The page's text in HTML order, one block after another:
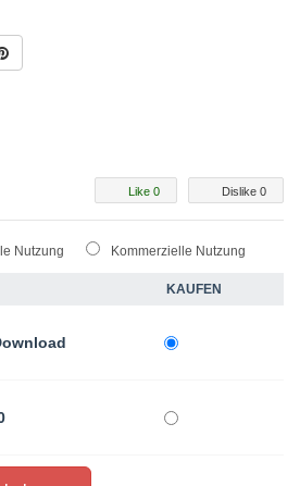
Dislike 0
Like 0
Nutzung Kommerzielle Nutzung
KAUFEN